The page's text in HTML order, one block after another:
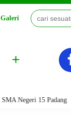
Galeri Video
+
15 Padang